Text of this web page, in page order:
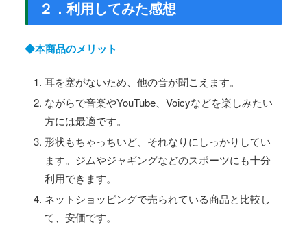
２．利用してみた感想
◆本商品のメリット
耳を塞がないため、他の音が聞こえます。
ながらで音楽やYouTube、Voicyなどを楽しみたい
方には最適です。
形状もちゃっちいど、それなりにしっかりしてい
ます。ジムやジャギングなどのスポーツにも十分
利用できます。
ネットショッピングで売られている商品と比較し
て、安価です。